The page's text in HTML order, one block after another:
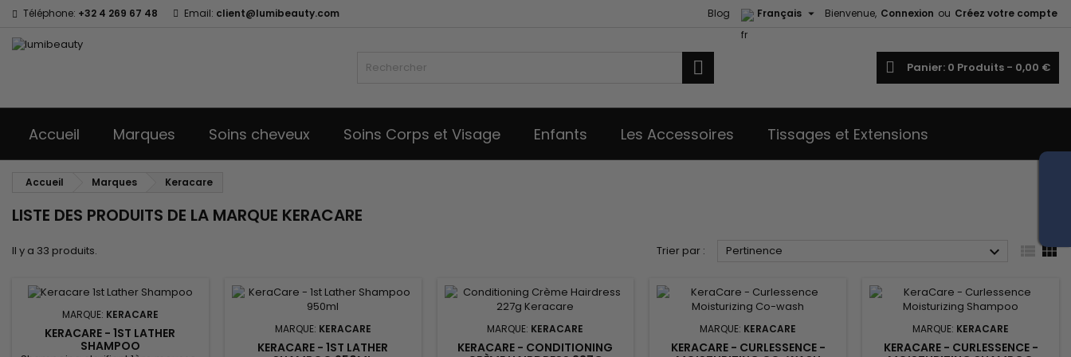
Téléphone: +32 4 269 67 48 Email: client@lumibeauty.com Bienvenue, Connexion ou Créez votre compte
Français 
Blog
Panier 0 Produits - 0,00 €
Accueil Marques Soins cheveux Soins Corps et Visage Enfants Les Accessoires Tissages et Extensions
Accueil Marques Keracare
LISTE DES PRODUITS DE LA MARQUE KERACARE
Il y a 33 produits. Trier par : Pertinence  
MARQUE: KERACARE
KERACARE - 1ST LATHER
SHAMPOO
MARQUE: KERACARE
KERACARE - 1ST LATHER
MARQUE: KERACARE
KERACARE - CONDITIONING
MARQUE: KERACARE
KERACARE - CURLESSENCE -
MARQUE: KERACARE
KERACARE - CURLESSENCE -